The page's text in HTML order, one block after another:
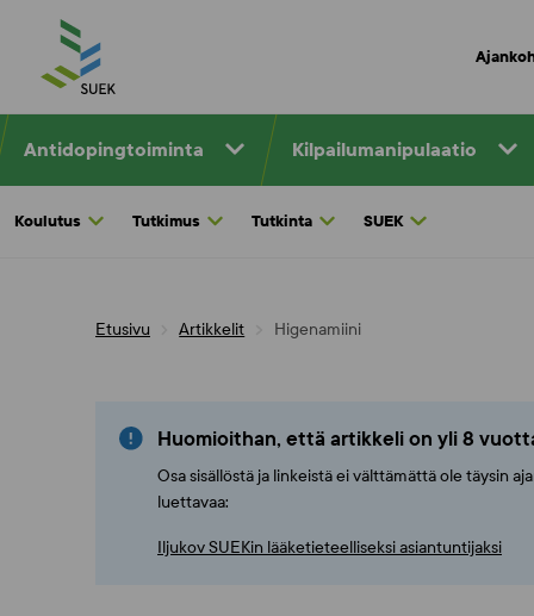
content
Antidopingtoiminta Kilpailumanipulaatio
Koulutus Tutkimus Tutkinta SUEK
Etusivu Artikkelit Higenamiini
Huomioithan, että artikkeli on yli 8
Osa sisällöstä ja linkeistä ei välttämättä ole täysin
luettavaa:
Iljukov SUEKin lääketieteelliseksi asiantuntijaksi